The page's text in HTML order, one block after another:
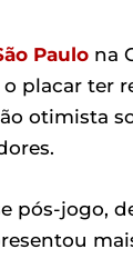
Paulo na
placar ter
otimista
pós-jogo,